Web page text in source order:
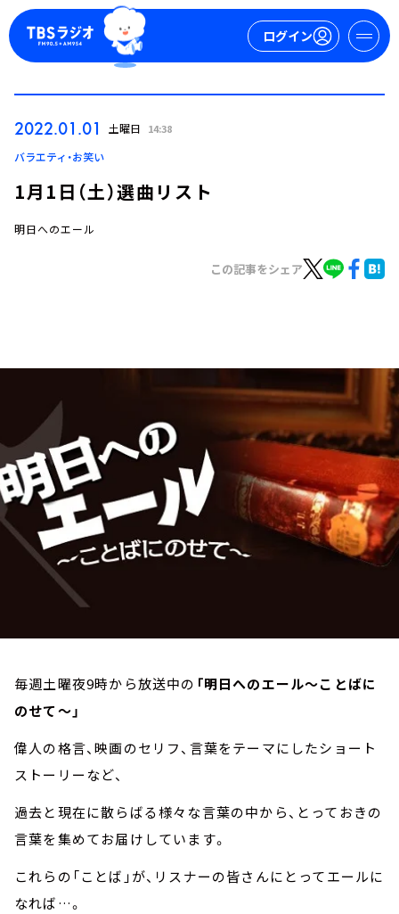
ログイン
ログイン
トピックス
お知らせ
イベント・グッズ
YouTube
会社情報
2022.01.01 土曜日 14:38
バラエティ・お笑い
1月1日（土）選曲リスト
明日へのエール
この記事をシェア
毎週土曜夜9時から放送中の 「明日へのエール～ことばに
のせて～」
偉人の格言、映画のセリフ、言葉をテーマにしたショート
ストーリーなど、
過去と現在に散らばる様々な言葉の中から、とっておきの
言葉を集めてお届けしています。
これらの「ことば」が、リスナーの皆さんにとってエールに
なれば…。